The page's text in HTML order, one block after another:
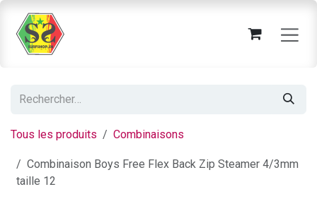
Se rendre au contenu
Tous les produits Combinaisons
Combinaison Boys Free Flex Back Zip Steamer 4/3mm
taille 12